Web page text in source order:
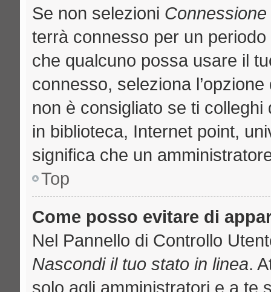
Se non selezioni
terrà connesso per un
che qualcuno possa usare il
connesso, seleziona
non è consigliato se ti
in biblioteca, Internet point,
significa che un
Top
Come posso evitare di
Nel Pannello di Controllo
Nascondi il tuo stato in linea.
solo agli amministratori e a te